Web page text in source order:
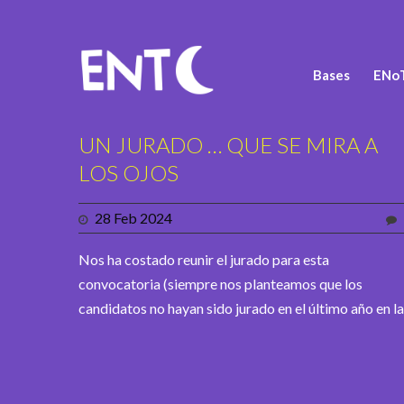
Bases
UN JURADO … QUE SE MIRA A
LOS OJOS
28 Feb 2024
Nos ha costado reunir el jurado para esta
convocatoria (siempre nos planteamos que los
candidatos no hayan sido jurado en el último año en